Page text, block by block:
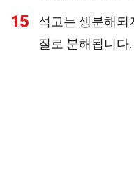
15
석고는 생분해되
질로 분해됩니다.